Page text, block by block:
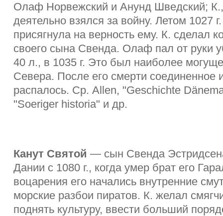
Олаф Норвежский и Анунд Шведский;
деятельно взялся за войну. Летом 1027
присягнула на верность ему. К. сделал
своего сына Свенда. Олаф пал от руки
40 л., в 1035 г. Это был наиболее
Севера. После его смерти соединенное
распалось. Ср. Allen, "Geschichte
"Soeriger historia" и др.
Канут Святой — сын Свенда
Дании с 1080 г., когда умер брат его
воцарения его начались внутренние
морские разбои пиратов. К. желал
поднять культуру, ввести больший